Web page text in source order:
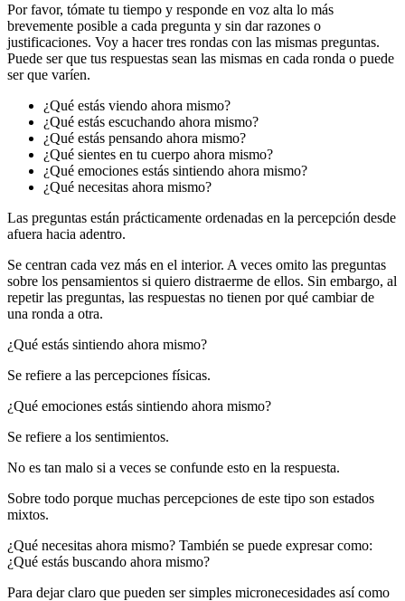
Por favor, tómate tu tiempo y responde en voz alta lo más
brevemente posible a cada pregunta y sin dar razones o
justificaciones. Voy a hacer tres rondas con las mismas preguntas.
Puede ser que tus respuestas sean las mismas en cada ronda o puede
ser que varíen.
¿Qué estás viendo ahora mismo?
¿Qué estás escuchando ahora mismo?
¿Qué estás pensando ahora mismo?
¿Qué sientes en tu cuerpo ahora mismo?
¿Qué emociones estás sintiendo ahora mismo?
¿Qué necesitas ahora mismo?
Las preguntas están prácticamente ordenadas en la percepción desde
afuera hacia adentro.
Se centran cada vez más en el interior. A veces omito las preguntas
sobre los pensamientos si quiero distraerme de ellos. Sin embargo, al
repetir las preguntas, las respuestas no tienen por qué cambiar de
una ronda a otra.
¿Qué estás sintiendo ahora mismo?
Se refiere a las percepciones físicas.
¿Qué emociones estás sintiendo ahora mismo?
Se refiere a los sentimientos.
No es tan malo si a veces se confunde esto en la respuesta.
Sobre todo porque muchas percepciones de este tipo son estados
mixtos.
¿Qué necesitas ahora mismo? También se puede expresar como:
¿Qué estás buscando ahora mismo?
Para dejar claro que pueden ser simples micronecesidades así como